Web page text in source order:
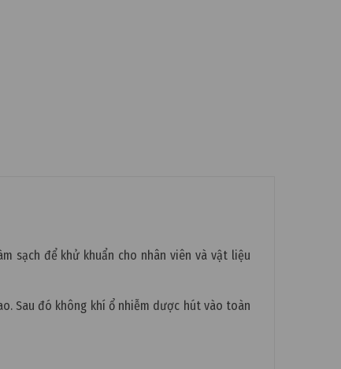
sạch để khử khuẩn cho nhân viên và vật liệu
Sau đó không khí ổ nhiễm dược hút vào toàn